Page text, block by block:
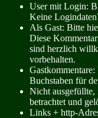
User mit Login:
Keine
Als Gast: Bitte
Diese
sind herzlich
vorbehalten.
Buchstaben für
Nicht ausgefüllte,
betrachtet und
Links + http-